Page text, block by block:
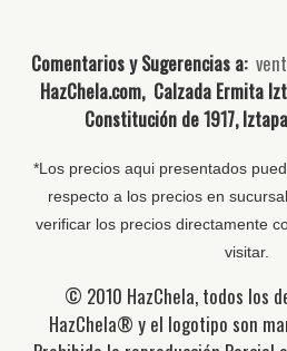
Comentarios y Sugerencias a:
HazChela.com, Calzada Ermita
Constitución de 1917,
*Los precios aqui presentados
respecto a los precios en
verificar los precios directamente
visitar.
© 2010 HazChela, todos los
HazChela® y el logotipo son